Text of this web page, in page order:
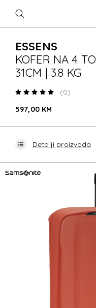
ESSENS
KOFER NA 4
31CM | 3.8 KG
(0)
597,00 KM
Detalji proizvoda